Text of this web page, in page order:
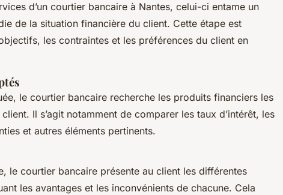
d’un courtier bancaire à Nantes, celui-ci entame un
de la situation financière du client. Cette étape est
les contraintes et les préférences du client en
le courtier bancaire recherche les produits financiers les
Il s’agit notamment de comparer les taux d’intérêt, les
et autres éléments pertinents.
le courtier bancaire présente au client les différentes
les avantages et les inconvénients de chacune. Cela